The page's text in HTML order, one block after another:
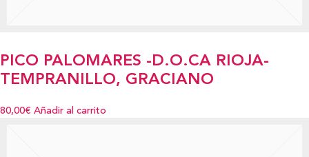
PICO PALOMARES -D.O.CA RIOJA-
TEMPRANILLO, GRACIANO
80,00€ Añadir al carrito